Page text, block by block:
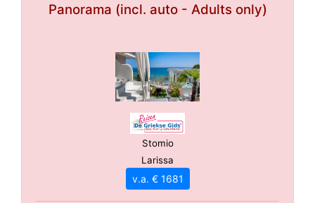
Panorama (incl. auto - Adults only)
Stomio
Larissa
v.a. € 1681